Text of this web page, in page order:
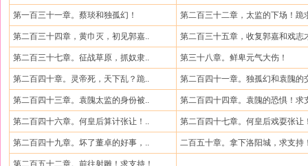
第一百三十一章。蔡琰和独孤幻！ 第二百三十二章，太监的下场！跪
第二百三十四章，黄巾灭，初见郭嘉.. 第二百三十五章，收复郭嘉和戏志
第二百三十七章。征战草原，抓奴隶.. 第三十八章。鲜卑元气大伤！
第二百四十章。灵帝死，天下乱？跪.. 第二百四十一章。独孤幻和袁隗的
第二百四十三章。袁隗太监的身份被.. 第二百四十四章。袁隗的恐惧！求
第二百四十六章。何皇后算计张让！.. 第二百四十七章。何皇后戏耍张让
第二百四十九章。坏了董卓的好事，.. 二百五十章。拿下洛阳城，求支持
第二百五十二章。前往射雕！求支持！